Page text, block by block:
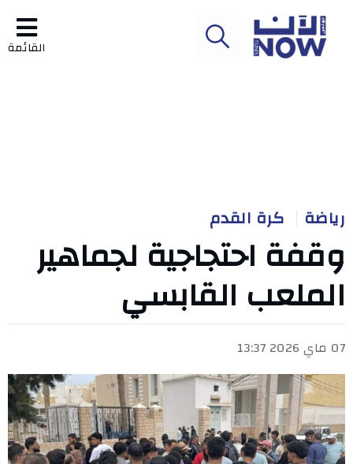
القائمة
رياضة كرة القدم
وقفة احتجاجية لجماهير
الملعب القابسي
07 ماي 2026 13:37